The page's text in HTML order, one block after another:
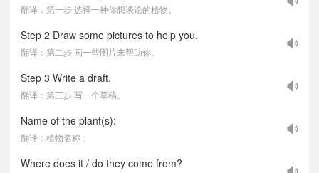
翻译：第一步 选择一种你想谈论的植物。
Step 2 Draw some pictures to help you.
翻译：第二步 画一些图片来帮助你。
Step 3 Write a draft.
翻译：第三步 写一个草稿。
Name of the plant(s):
翻译：植物名称：
Where does it / do they come from?